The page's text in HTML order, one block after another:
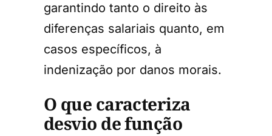
garantindo tanto o direito às
diferenças salariais quanto, em
casos específicos, à
indenização por danos morais.
O que caracteriza
desvio de função